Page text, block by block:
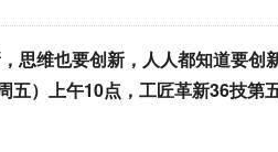
思维也要创新，人人都知道要创
）上午10点，工匠革新36技第